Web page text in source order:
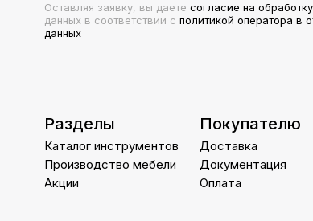
Разделы
Каталог инструментов
Производство мебели
Акции
Покупателю
Доставка
Документация
Оплата
Оставляя заявку, вы даете согласие на
данных в соответствии с политикой оператора в
данных